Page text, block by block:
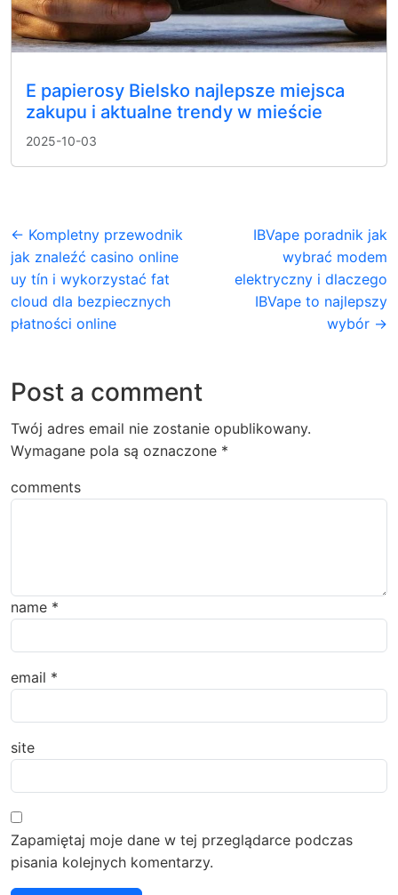
E papierosy Bielsko najlepsze miejsca
zakupu i aktualne trendy w mieście
2025-10-03
← Kompletny przewodnik
jak znaleźć casino online
uy tín i wykorzystać fat
cloud dla bezpiecznych
płatności online
IBVape poradnik jak
wybrać modem
elektryczny i dlaczego
IBVape to najlepszy
wybór →
Post a comment
Twój adres email nie zostanie opublikowany.
Wymagane pola są oznaczone *
comments
name *
email *
site
Zapamiętaj moje dane w tej przeglądarce podczas
pisania kolejnych komentarzy.